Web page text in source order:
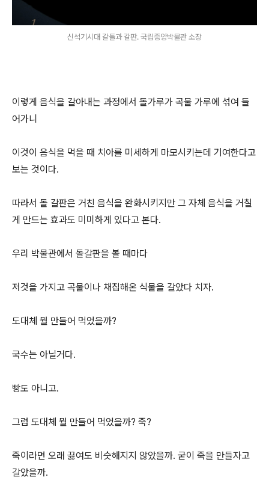
신석기시대 갈돌과 갈판. 국립중앙박물관 소장
이렇게 음식을 갈아내는 과정에서 돌가루가 곡물 가루에 섞여 들
어가니
이것이 음식을 먹을 때 치아를 미세하게 마모시키는데 기여한다고
보는 것이다.
따라서 돌 갈판은 거친 음식을 완화시키지만 그 자체 음식을 거칠
게 만드는 효과도 미미하게 있다고 본다.
우리 박물관에서 돌갈판을 볼 때마다
저것을 가지고 곡물이나 채집해온 식물을 갈았다 치자.
도대체 뭘 만들어 먹었을까?
국수는 아닐거다.
빵도 아니고.
그럼 도대체 뭘 만들어 먹었을까? 죽?
죽이라면 오래 끓여도 비슷해지지 않았을까. 굳이 죽을 만들자고
갈았을까.